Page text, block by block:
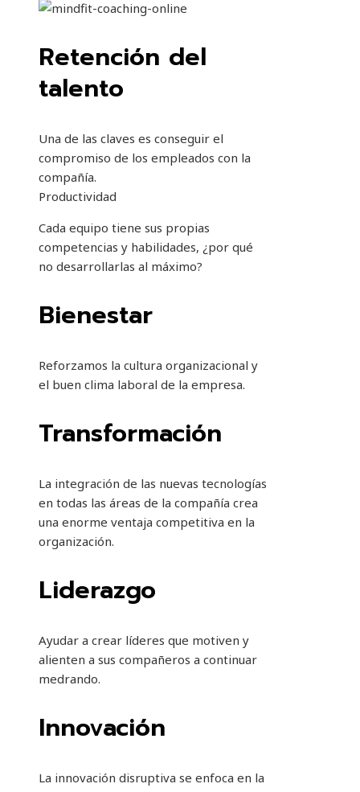
Retención del
talento
Una de las claves es conseguir el
compromiso de los empleados con la
compañía.
Productividad
Cada equipo tiene sus propias
competencias y habilidades, ¿por qué
no desarrollarlas al máximo?
Bienestar
Reforzamos la cultura organizacional y
el buen clima laboral de la empresa.
Transformación
La integración de las nuevas tecnologías
en todas las áreas de la compañía crea
una enorme ventaja competitiva en la
organización.
Liderazgo
Ayudar a crear líderes que motiven y
alienten a sus compañeros a continuar
medrando.
Innovación
La innovación disruptiva se enfoca en la